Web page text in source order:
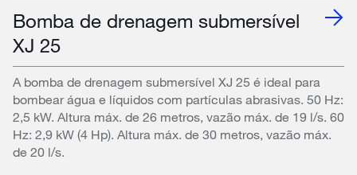
Bomba de drenagem submersível
XJ 25
A bomba de drenagem submersível XJ 25 é ideal para
bombear água e líquidos com partículas abrasivas. 50 Hz:
2,5 kW. Altura máx. de 26 metros, vazão máx. de 19 l/s. 60
Hz: 2,9 kW (4 Hp). Altura máx. de 30 metros, vazão máx.
de 20 l/s.